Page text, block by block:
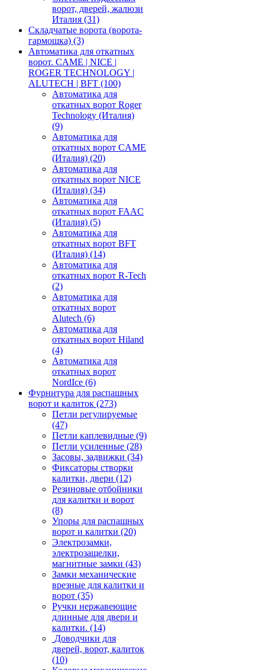
ворот, дверей, жалюзи
Италия (31)
Складчатые ворота (ворота-
гармошка) (3)
Автоматика для откатных
ворот. CAME | NICE |
ROGER TECHNOLOGY |
ALUTECH | BFT (100)
Автоматика для
откатных ворот Roger
Technology (Италия)
(9)
Автоматика для
откатных ворот CAME
(Италия) (20)
Автоматика для
откатных ворот NICE
(Италия) (34)
Автоматика для
откатных ворот FAAC
(Италия) (5)
Автоматика для
откатных ворот BFT
(Италия) (14)
Автоматика для
откатных ворот R-Tech
(2)
Автоматика для
откатных ворот
Alutech (6)
Автоматика для
откатных ворот Hiland
(4)
Автоматика для
откатных ворот
NordIce (6)
Фурнитура для распашных
ворот и калиток (273)
Петли регулируемые
(47)
Петли каплевидные (9)
Петли усиленные (28)
Засовы, задвижки (34)
Фиксаторы створки
калитки, двери (12)
Резиновые отбойники
для калитки и ворот
(8)
Упоры для распашных
ворот и калитки (20)
Электрозамки,
электрозащелки,
магнитные замки (43)
Замки механические
врезные для калитки и
ворот (35)
Ручки нержавеющие
длинные для двери и
калитки. (14)
Доводчики для
дверей, ворот, калиток
(10)